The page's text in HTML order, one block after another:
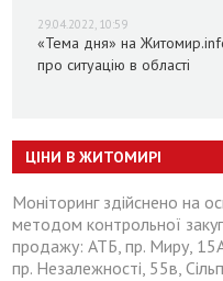
29.04.2022, 10:59
«Тема дня» на
про ситуацію в області
ЦІНИ В ЖИТОМИРІ
Моніторинг здійснено на
методом контрольної
продажу: АТБ, пр. Миру,
пр. Незалежності, 55в,